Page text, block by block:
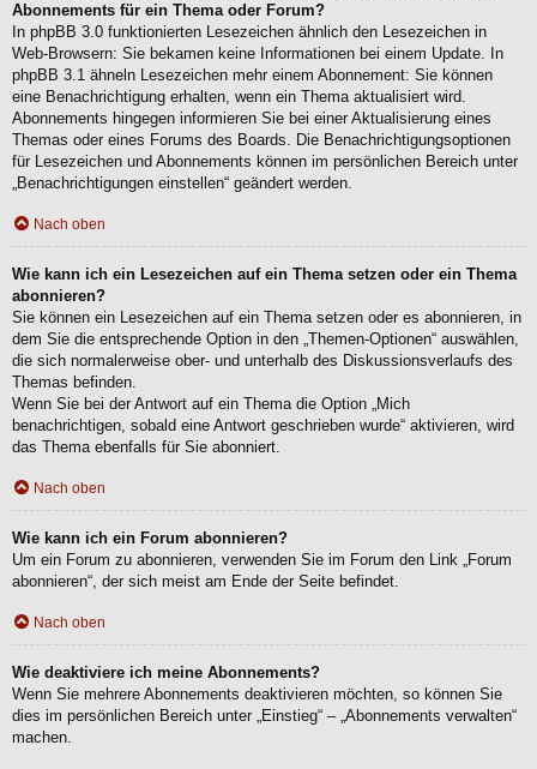
Abonnements für ein Thema oder Forum?
In phpBB 3.0 funktionierten Lesezeichen ähnlich den Lesezeichen in
Web-Browsern: Sie bekamen keine Informationen bei einem Update. In
phpBB 3.1 ähneln Lesezeichen mehr einem Abonnement: Sie können
eine Benachrichtigung erhalten, wenn ein Thema aktualisiert wird.
Abonnements hingegen informieren Sie bei einer Aktualisierung eines
Themas oder eines Forums des Boards. Die Benachrichtigungsoptionen
für Lesezeichen und Abonnements können im persönlichen Bereich unter
„Benachrichtigungen einstellen“ geändert werden.
Nach oben
Wie kann ich ein Lesezeichen auf ein Thema setzen oder ein Thema
abonnieren?
Sie können ein Lesezeichen auf ein Thema setzen oder es abonnieren, in
dem Sie die entsprechende Option in den „Themen-Optionen“ auswählen,
die sich normalerweise ober- und unterhalb des Diskussionsverlaufs des
Themas befinden.
Wenn Sie bei der Antwort auf ein Thema die Option „Mich
benachrichtigen, sobald eine Antwort geschrieben wurde“ aktivieren, wird
das Thema ebenfalls für Sie abonniert.
Nach oben
Wie kann ich ein Forum abonnieren?
Um ein Forum zu abonnieren, verwenden Sie im Forum den Link „Forum
abonnieren“, der sich meist am Ende der Seite befindet.
Nach oben
Wie deaktiviere ich meine Abonnements?
Wenn Sie mehrere Abonnements deaktivieren möchten, so können Sie
dies im persönlichen Bereich unter „Einstieg“ – „Abonnements verwalten“
machen.